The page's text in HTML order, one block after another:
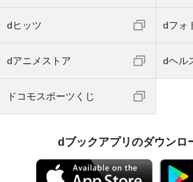
dヒッツ dフォ
dアニメストア dヘル
ドコモスポーツくじ
dブックアプリのダウンロ